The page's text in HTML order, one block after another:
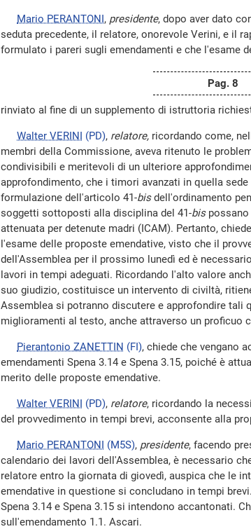
Mario PERANTONI, presidente, dopo aver dato
seduta precedente, il relatore, onorevole Verini, e il
formulato i pareri sugli emendamenti e che l'esame
Pag. 8
rinviato al fine di un supplemento di istruttoria
Walter VERINI (PD), relatore, ricordando come,
membri della Commissione, aveva ritenuto le
condivisibili e meritevoli di un ulteriore
approfondimento, che i timori avanzati in quella
formulazione dell'articolo 41-bisdell'ordinamento
soggetti sottoposti alla disciplina del 41-bispossano
attenuata per detenute madri (ICAM). Pertanto,
l'esame delle proposte emendative, visto che il
dell'Assemblea per il prossimo lunedì ed è
lavori in tempi adeguati. Ricordando l'alto valore
suo giudizio, costituisce un intervento di civiltà,
Assemblea si potranno discutere e approfondire tali
miglioramenti al testo, anche attraverso un proficuo
Pierantonio ZANETTIN (FI), chiede che vengano
emendamenti Spena 3.14 e Spena 3.15, poiché è
merito delle proposte emendative.
Walter VERINI (PD), relatore, ricordando la
del provvedimento in tempi brevi, acconsente alla
Mario PERANTONI (M5S), presidente, facendo
calendario dei lavori dell'Assemblea, è necessario
relatore entro la giornata di giovedì, auspica che le
emendative in questione si concludano in tempi
Spena 3.14 e Spena 3.15 si intendono accantonati.
sull'emendamento 1.1. Ascari.